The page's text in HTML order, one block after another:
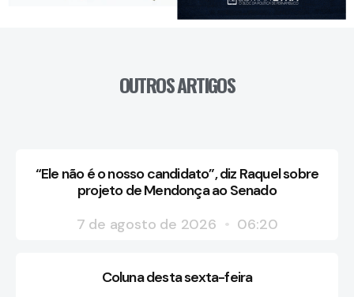
OUTROS ARTIGOS
“Ele não é o nosso candidato”, diz Raquel sobre
projeto de Mendonça ao Senado
7 de agosto de 2026
06:20
Coluna desta sexta-feira